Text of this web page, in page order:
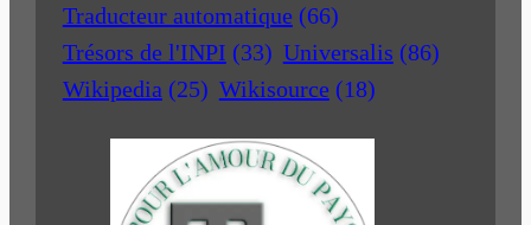
Traducteur automatique (66)
Trésors de l'INPI (33) Universalis (86)
Wikipedia (25) Wikisource (18)